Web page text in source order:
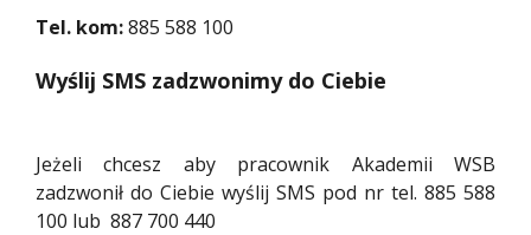
Tel. kom:885 588 100
Wyślij SMS zadzwonimy do Ciebie
Jeżeli chcesz aby pracownik Akademii WSB
zadzwonił do Ciebie wyślij SMS pod nr tel. 885 588
100 lub 887 700 440